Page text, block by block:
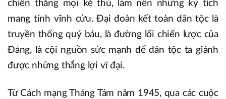
chiến thắng mọi kẻ thù, làm nên những kỳ tích
mang tính vĩnh cửu. Đại đoàn kết toàn dân tộc là
truyền thống quý báu, là đường lối chiến lược của
Đảng, là cội nguồn sức mạnh để dân tộc ta giành
được những thắng lợi vĩ đại.
Từ Cách mạng Tháng Tám năm 1945, qua các cuộc